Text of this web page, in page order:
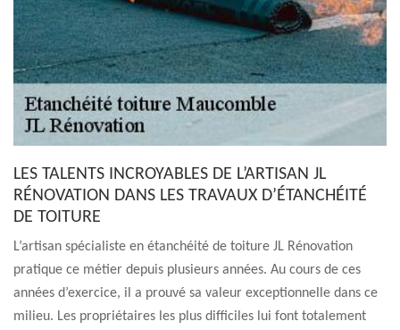
LES TALENTS INCROYABLES DE L’ARTISAN JL
RÉNOVATION DANS LES TRAVAUX D’ÉTANCHÉITÉ
DE TOITURE
L’artisan spécialiste en étanchéité de toiture JL Rénovation
pratique ce métier depuis plusieurs années. Au cours de ces
années d’exercice, il a prouvé sa valeur exceptionnelle dans ce
milieu. Les propriétaires les plus difficiles lui font totalement